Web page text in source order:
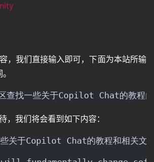
，我们直接输入即可，下面为本站所输
区查找一些关于Copilot Chat的教程
，我们将会看到如下内容：
关于Copilot Chat的教程和相关文